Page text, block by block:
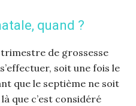
quand ?
trimestre de grossesse
soit une fois le
que le septième ne soit
que c’est considéré